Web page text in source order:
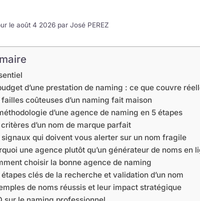
le août 4 2026 par José PEREZ
d’une prestation de naming : ce que couvre
failles coûteuses d’un naming fait maison
d’une agence de naming en 5 étapes
d’un nom de marque parfait
signaux qui doivent vous alerter sur un nom fragile
une agence plutôt qu’un générateur de noms en
choisir la bonne agence de naming
étapes clés de la recherche et validation d’un nom
de noms réussis et leur impact stratégique